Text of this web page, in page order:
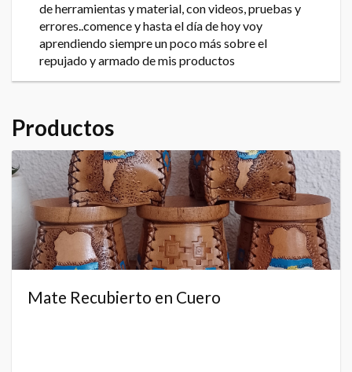
de herramientas y material, con videos, pruebas y
errores..comence y hasta el día de hoy voy
aprendiendo siempre un poco más sobre el
repujado y armado de mis productos
Productos
Mate Recubierto en Cuero